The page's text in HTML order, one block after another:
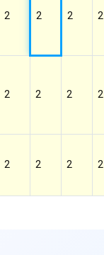
2 2 2 2
2 2 2 2
2 2 2 2